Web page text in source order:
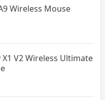
Wireless Mouse
X1 V2 Wireless Ultimate